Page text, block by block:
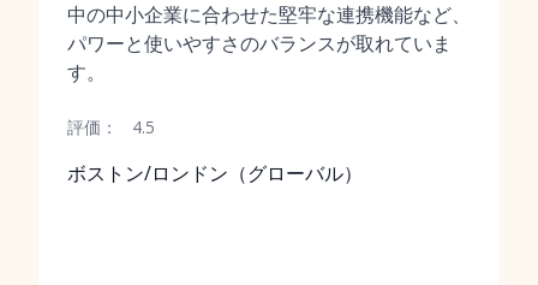
中の中小企業に合わせた堅牢な連携機能など、
パワーと使いやすさのバランスが取れていま
す。
評価： 4.5
ボストン/ロンドン（グローバル）